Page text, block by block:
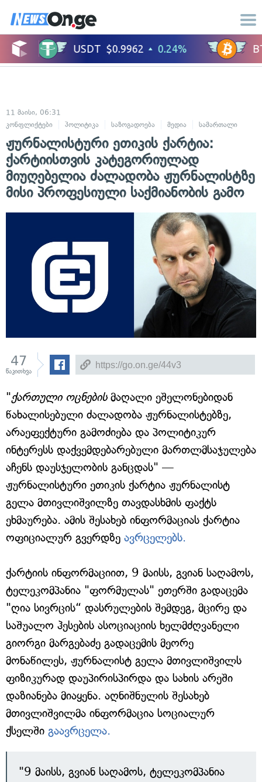
11 მაისი, 06:31
კონფლიქტები
პოლიტიკა საზოგადოება მედია სამართალი
ჟურნალისტური ეთიკის ქარტია:
ქარტიისთვის კატეგორიულად
მიუღებელია ძალადობა ჟურნალისტზე
მისი პროფესიული საქმიანობის გამო
47
წაკითხვა
"ქართული ოცნებისმაღალი ეშელონებიდან
წახალისებული ძალადობა ჟურნალისტებზე,
არაეფექტური გამოძიება და პოლიტიკურ
ინტერესს დაქვემდებარებული მართლმსაჯულება
აჩენს დაუსჯელობის განცდას" —
ჟურნალისტური ეთიკის ქარტია ჟურნალისტ
გელა მთივლიშვილზე თავდასხმის ფაქტს
ეხმაურება. ამის შესახებ ინფორმაციას ქარტია
ოფიციალურ გვერდზე ავრცელებს.
ქარტიის ინფორმაციით, 9 მაისს, გვიან საღამოს,
ტელეკომპანია "ფორმულას" ეთერში გადაცემა
"ღია სივრცის“ დასრულების შემდეგ, მცირე და
საშუალო ჰესების ასოციაციის ხელმძღვანელი
გიორგი მარგებაძე გადაცემის მეორე
მონაწილეს, ჟურნალისტ გელა მთივლიშვილს
ფიზიკურად დაუპირისპირდა და სახის არეში
დაზიანება მიაყენა. აღნიშნულის შესახებ
მთივლიშვილმა ინფორმაცია სოციალურ
ქსელში გაავრცელა.
"9 მაისს, გვიან საღამოს, ტელეკომპანია